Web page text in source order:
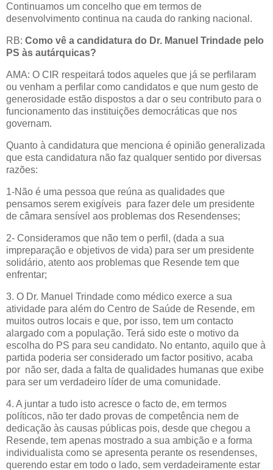
Continuamos um concelho que em termos de
desenvolvimento continua na cauda do ranking nacional.
RB: Como vê a candidatura do Dr. Manuel Trindade pelo
PS às autárquicas?
AMA: O CIR respeitará todos aqueles que já se perfilaram
ou venham a perfilar como candidatos e que num gesto de
generosidade estão dispostos a dar o seu contributo para o
funcionamento das instituições democráticas que nos
governam.
Quanto à candidatura que menciona é opinião generalizada
que esta candidatura não faz qualquer sentido por diversas
razões:
1-Não é uma pessoa que reúna as qualidades que
pensamos serem exigíveis para fazer dele um presidente
de câmara sensível aos problemas dos Resendenses;
2- Consideramos que não tem o perfil, (dada a sua
impreparação e objetivos de vida) para ser um presidente
solidário, atento aos problemas que Resende tem que
enfrentar;
3. O Dr. Manuel Trindade como médico exerce a sua
atividade para além do Centro de Saúde de Resende, em
muitos outros locais e que, por isso, tem um contacto
alargado com a população. Terá sido este o motivo da
escolha do PS para seu candidato. No entanto, aquilo que à
partida poderia ser considerado um factor positivo, acaba
por não ser, dada a falta de qualidades humanas que exibe
para ser um verdadeiro líder de uma comunidade.
4. A juntar a tudo isto acresce o facto de, em termos
políticos, não ter dado provas de competência nem de
dedicação às causas públicas pois, desde que chegou a
Resende, tem apenas mostrado a sua ambição e a forma
individualista como se apresenta perante os resendenses,
querendo estar em todo o lado, sem verdadeiramente estar